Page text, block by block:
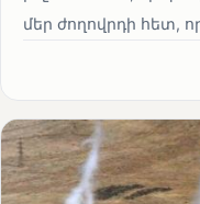
մեր ժողովրդի հետ,